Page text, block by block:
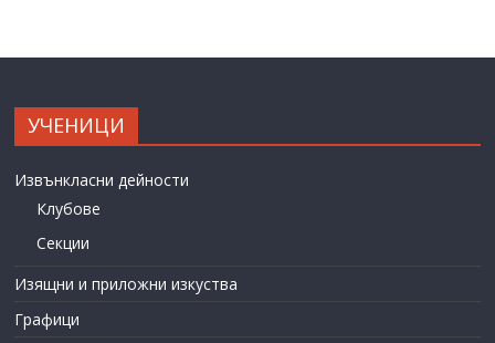
УЧЕНИЦИ
Извънкласни дейности
Клубове
Секции
Изящни и приложни изкуства
Графици